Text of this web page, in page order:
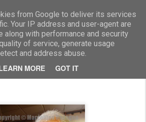
from Google to deliver its services
Your IP address and user-agent are
along with performance and security
of service, generate usage
and address abuse.
MORE GOT IT
Marcellino Radogna - Fotonotizie per la stampa
Marino Collacciani